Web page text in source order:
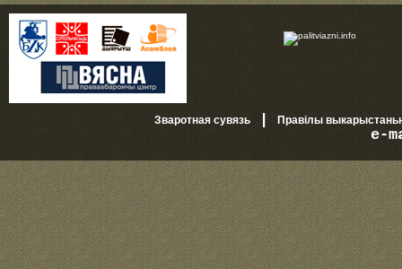
Зваротная сувязь|Правілы
e-